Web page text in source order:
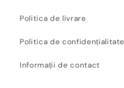
Politica de livrare
Politica de confidențialitate
Informații de contact